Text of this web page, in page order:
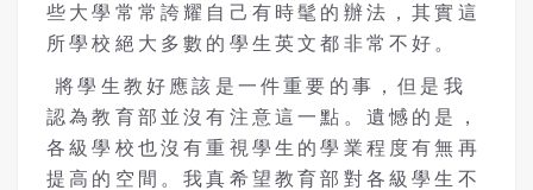
些大學常常誇耀自己有時髦的辦法，其實這
所學校絕大多數的學生英文都非常不好。
將學生教好應該是一件重要的事，但是我
認為教育部並沒有注意這一點。遺憾的是，
各級學校也沒有重視學生的學業程度有無再
提高的空間。我真希望教育部對各級學生不